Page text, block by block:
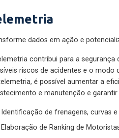
dados em ação e
contribui para a segurança
riscos de acidentes e o
é possível aumentar a
e manutenção e
Identificação de frenagens, curvas e
Elaboração de Ranking de Motoristas